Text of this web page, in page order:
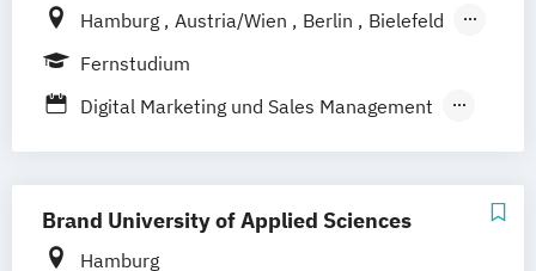
Hamburg Austria/Wien Berlin
Bielefeld
Bremen
Göttingen Hannover
Kaiserslautern/Kusel Kiel Leipzig
Ludwigshafen/Diez München Nürnberg
Online-Fernstudium Regensburg Stade
Stuttgart
Fernstudium
Digital Marketing und Sales Management
Brand University of Applied Sciences
Hamburg